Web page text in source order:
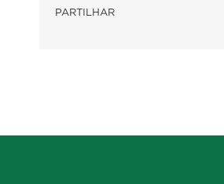
PARTILHAR